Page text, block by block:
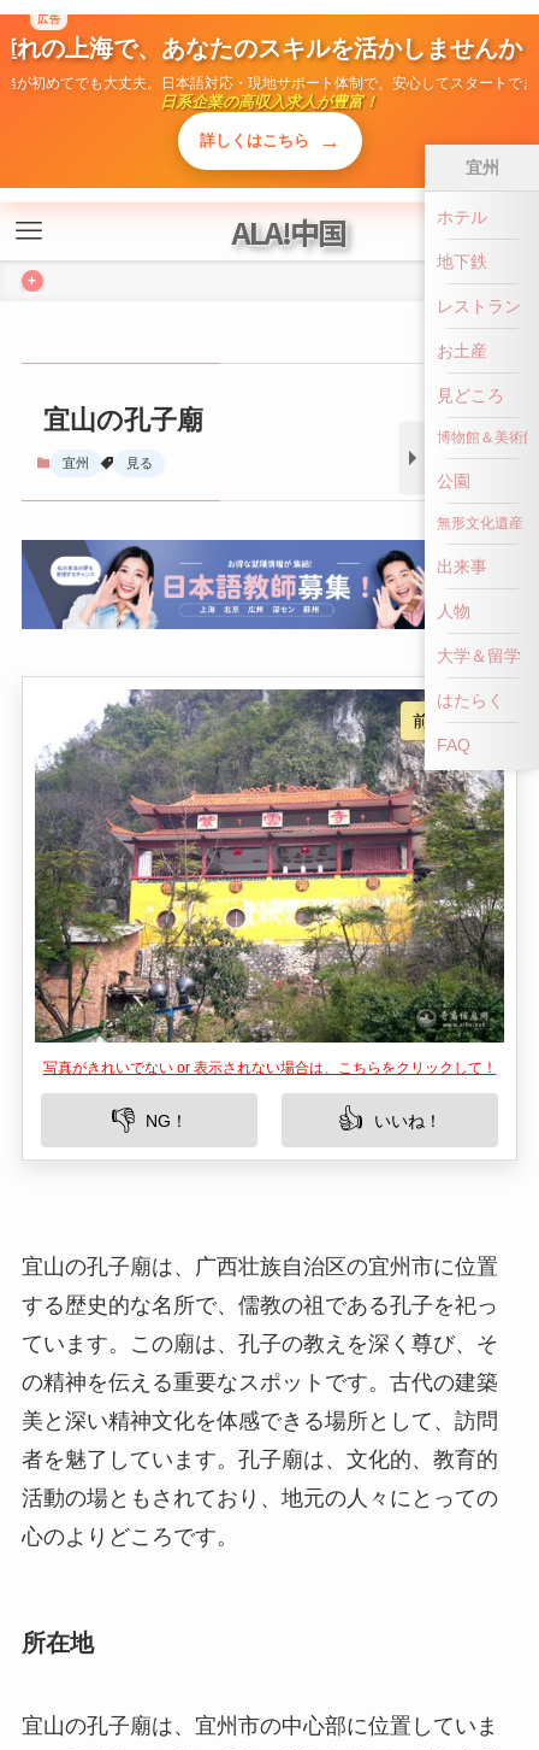
広告
れの上海で、あなたのスキルを活かしませんか
が初めてでも大丈夫。日本語対応・現地サポート体制で、安心してスタートで
日系企業の高収入求人が豊富！
詳しくはこちら →
ALA!中国
宜山の孔子廟
前へ戻る
写真がきれいでない or 表示されない場合は、こちらをクリックして！
👎 NG！ 👍 いいね！
宜山の孔子廟は、广西壮族自治区の宜州市に位置
する歴史的な名所で、儒教の祖である孔子を祀っ
ています。この廟は、孔子の教えを深く尊び、そ
者を魅了しています。孔子廟は、文化的、教育的
活動の場ともされており、地元の人々にとっての
心のよりどころです。
所在地
宜山の孔子廟は、宜州市の中心部に位置していま
が広がっており、緑豊かな山々が周囲を取り囲む
く、観光の拠点としても最適な場所にあります。
宜州
ホテル
地下鉄
レストラン
お土産
見どころ
博物館＆美術館
公園
無形文化遺産
出来事
人物
大学＆留学
はたらく
FAQ